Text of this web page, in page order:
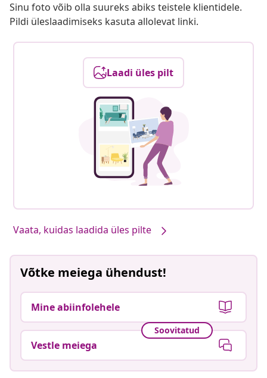
Sinu foto võib olla suureks abiks teistele klientidele.
Pildi üleslaadimiseks kasuta allolevat linki.
Laadi üles pilt
Vaata, kuidas laadida üles pilte
Võtke meiega ühendust!
Mine abiinfolehele
Soovitatud
Vestle meiega